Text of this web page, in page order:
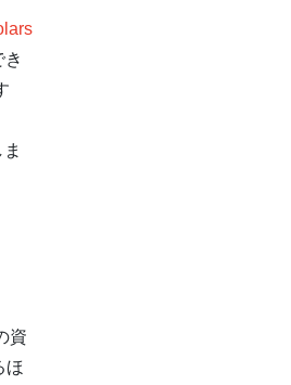
資
ほ